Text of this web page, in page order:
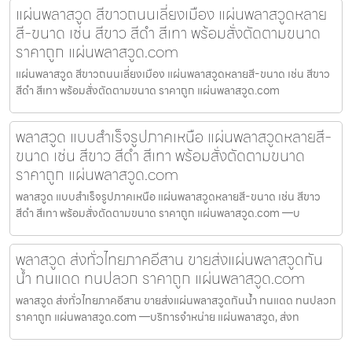
แผ่นพลาสวูด สีขาวถนนเลี่ยงเมือง แผ่นพลาสวูดหลาย
สี-ขนาด เช่น สีขาว สีดำ สีเทา พร้อมสั่งตัดตามขนาด
ราคาถูก แผ่นพลาสวูด.com
แผ่นพลาสวูด สีขาวถนนเลี่ยงเมือง แผ่นพลาสวูดหลายสี-ขนาด เช่น สีขาว
สีดำ สีเทา พร้อมสั่งตัดตามขนาด ราคาถูก แผ่นพลาสวูด.com
พลาสวูด แบบสำเร็จรูปภาคเหนือ แผ่นพลาสวูดหลายสี-
ขนาด เช่น สีขาว สีดำ สีเทา พร้อมสั่งตัดตามขนาด
ราคาถูก แผ่นพลาสวูด.com
พลาสวูด แบบสำเร็จรูปภาคเหนือ แผ่นพลาสวูดหลายสี-ขนาด เช่น สีขาว
สีดำ สีเทา พร้อมสั่งตัดตามขนาด ราคาถูก แผ่นพลาสวูด.com —บ
พลาสวูด ส่งทั่วไทยภาคอีสาน ขายส่งแผ่นพลาสวูดกัน
น้ำ ทนแดด ทนปลวก ราคาถูก แผ่นพลาสวูด.com
พลาสวูด ส่งทั่วไทยภาคอีสาน ขายส่งแผ่นพลาสวูดกันน้ำ ทนแดด ทนปลวก
ราคาถูก แผ่นพลาสวูด.com —บริการจำหน่าย แผ่นพลาสวูด, ส่งท